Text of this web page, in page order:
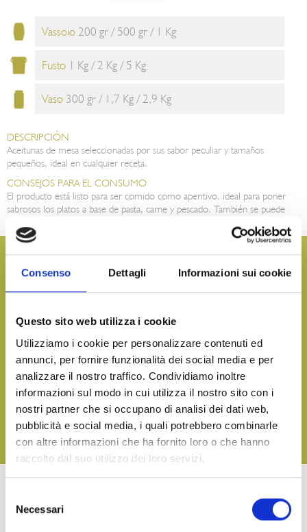
Consenso Dettagli Informazioni sui cookie
Questo sito web utilizza i cookie
Utilizziamo i cookie per personalizzare contenuti ed
annunci, per fornire funzionalità dei social media e per
analizzare il nostro traffico. Condividiamo inoltre
informazioni sul modo in cui utilizza il nostro sito con i
nostri partner che si occupano di analisi dei dati web,
pubblicità e social media, i quali potrebbero combinarle
con altre informazioni che ha fornito loro o che hanno
raccolto dal suo utilizzo dei loro servizi.
delNecessari
Vassoio 200 gr / 500 gr / 1 Kg
Fusto 1 Kg / 2 Kg / 5 Kg
Vaso 300 gr / 1,7 Kg / 2,9 Kg
DESCRIPCIÓN
Aceitunas de mesa seleccionadas por sus sabor peculiar y tamaños
pequeños, ideal en cualquier receta.
CONSEJOS PARA EL CONSUMO
El producto está listo para ser comido como aperitivo, ideal para poner
sabrosos los platos a base de pasta, carne y pescado. También se puede
¿Quieres más información y recibir nuestro catálogo de
productos?
Llevar a la mesa el sabor del mar, en cualquier momento
DESCARGA NUESTRO CATÁLOGO Y DESCUBRE TODAS
NUESTRAS DELICIAS
DESCARGA
OTROS PRODUCTOS DE LA LINEA TERRA